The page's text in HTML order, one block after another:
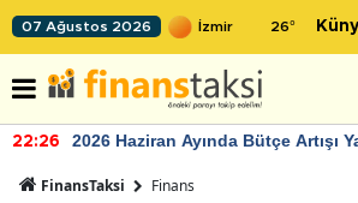
07 Ağustos 2026 26°
22:26 2026 Haziran Ayında Bütçe Artışı
FinansTaksi Finans